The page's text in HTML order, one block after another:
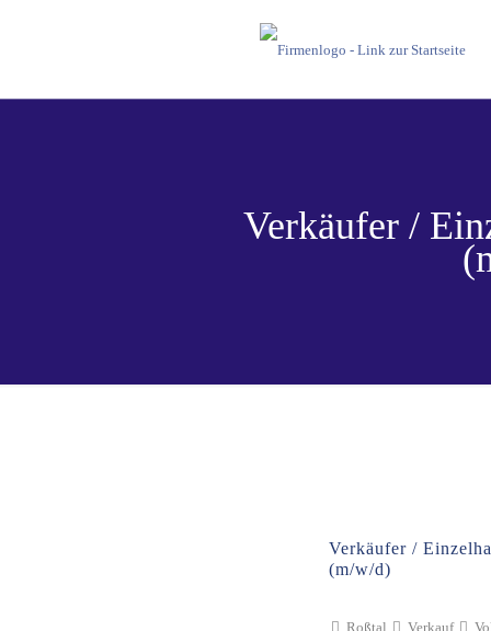
Verkäufer /
Verkäufer /
(m/w/d)
Roßtal Verkauf